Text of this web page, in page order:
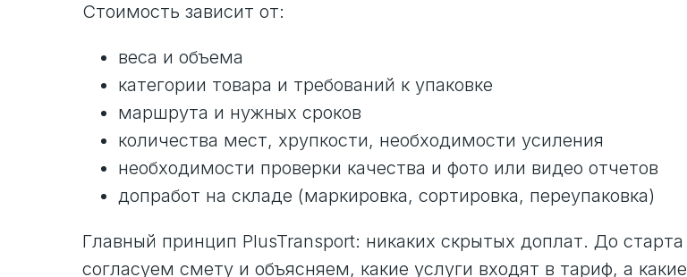
Стоимость зависит от:
веса и объема
категории товара и требований к упаковке
маршрута и нужных сроков
количества мест, хрупкости, необходимости усиления
необходимости проверки качества и фото или видео отчетов
допработ на складе (маркировка, сортировка, переупаковка)
Главный принцип PlusTransport: никаких скрытых доплат. До старта
согласуем смету и объясняем, какие услуги входят в тариф, а какие